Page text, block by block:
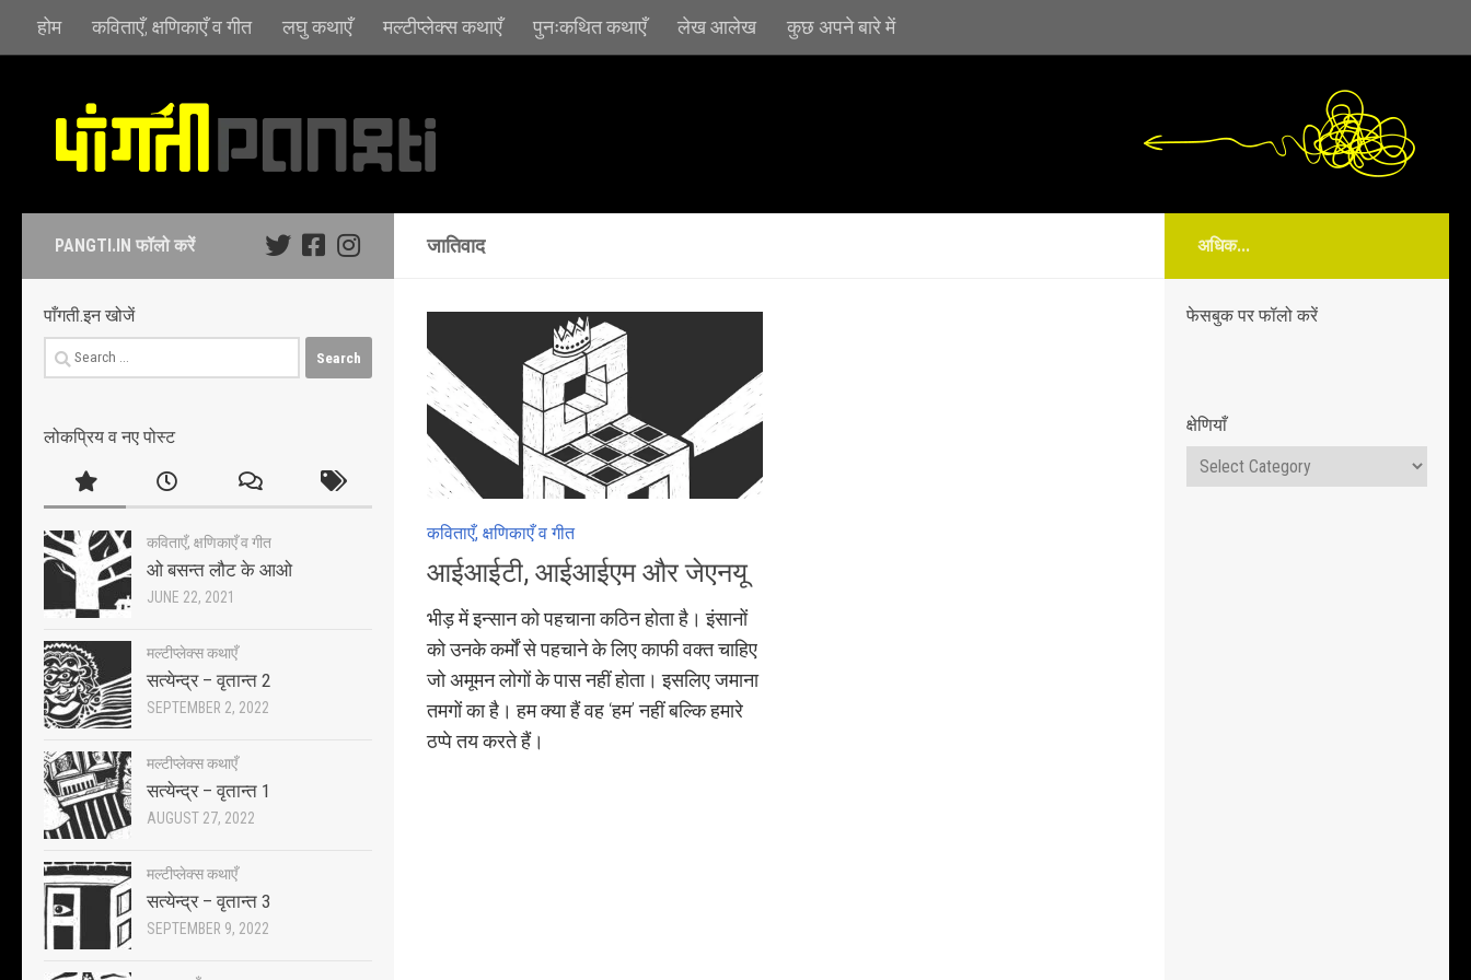
Skip to content
होम कविताएँ, क्षणिकाएँ व गीत लघु कथाएँ मल्टीप्लेक्स कथाएँ पुनःकथित कथाएँ लेख आलेख कुछ अपने बारे में
जातिवाद
कविताएँ, क्षणिकाएँ व गीत
आईआईटी, आईआईएम और जेएनयू
भीड़ में इन्सान को पहचाना कठिन होता है। इंसानों
को उनके कर्मों से पहचाने के लिए काफी वक्त चाहिए
जो अमूमन लोगों के पास नहीं होता। इसलिए जमाना
तमगों का है। हम क्या हैं वह ‘हम’ नहीं बल्कि हमारे
ठप्पे तय करते हैं।
PANGTI.IN फॉलो करें
पाँगती.इन खोजें
Search
for:
लोकप्रिय व नए पोस्ट
कविताएँ, क्षणिकाएँ व गीत
ओ बसन्त लौट के आओ
JUNE 22, 2021
मल्टीप्लेक्स कथाएँ
सत्येन्द्र – वृतान्त 2
SEPTEMBER 2, 2022
मल्टीप्लेक्स कथाएँ
सत्येन्द्र – वृतान्त 1
AUGUST 27, 2022
मल्टीप्लेक्स कथाएँ
सत्येन्द्र – वृतान्त 3
SEPTEMBER 9, 2022
अधिक...
फेसबुक पर फॉलो करें
क्षेणियाँ
क्षेणियाँ